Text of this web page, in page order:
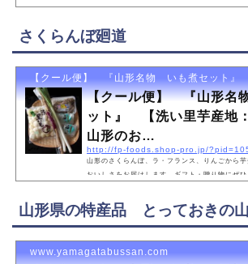
さくらんぼ廻道
【クール便】 『山形名物 いも煮セット』
【クール便】 『山形名
ット』 【洗い里芋産地
山形のお…
http://fp-foods.shop-pro.jp/
山形のさくらんぼ、ラ・フランス、りんごから
おいしさをお届けします。ギフト・贈り物にぜひ
山形県の特産品 とっておきの
www.yamagatabussan.com